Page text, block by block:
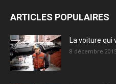
ARTICLES POPULAIRES
La voiture qui
8 décembre